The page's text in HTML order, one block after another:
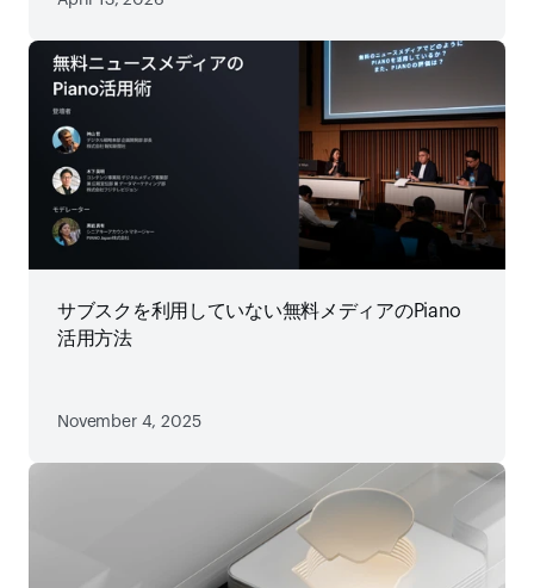
サブスクを利用していない無料メディアのPiano
活用方法
November 4, 2025